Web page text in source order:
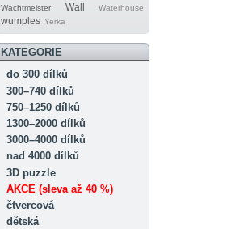
Wachtmeister
Wall Waterhouse
wumples Yerka
KATEGORIE
do 300 dílků
300–740 dílků
750–1250 dílků
1300–2000 dílků
3000–4000 dílků
nad 4000 dílků
3D puzzle
AKCE (sleva až 40 %)
čtvercová
dětská